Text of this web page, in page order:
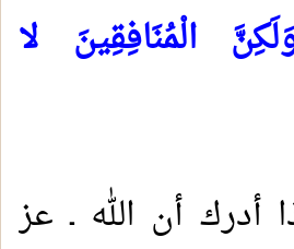
الْمُنَافِقِينَ لا
أدرك أن الله ـ عز